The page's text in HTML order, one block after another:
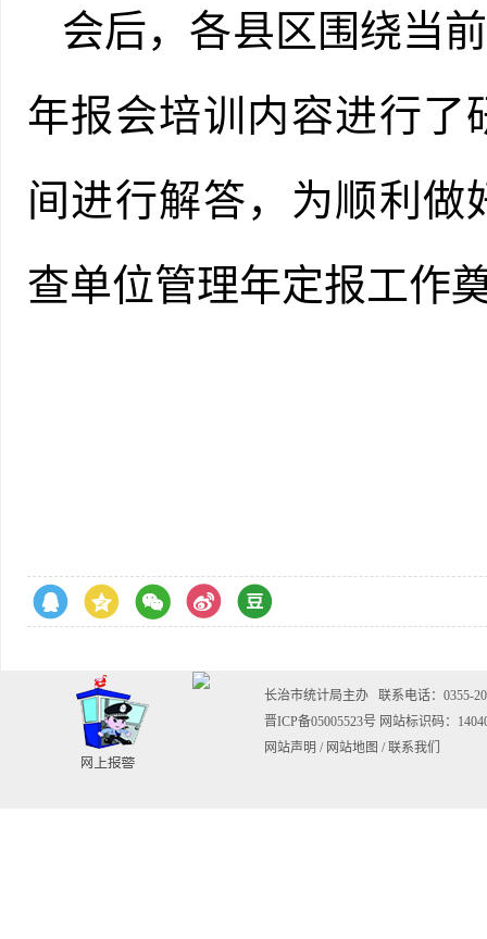
会后，各县区围绕当
年报会培训内容进行了
间 进行解答，为顺利做
查单位管理年定报工作
长治市统计局主办 联系电话：0355-
晋ICP备05005523号 网站标识码：
网站声明 / 网站地图 / 联系我们